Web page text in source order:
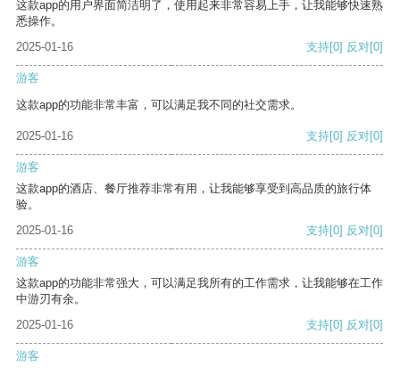
这款app的用户界面简洁明了，使用起来非常容易上手，让我能够快速熟
悉操作。
2025-01-16
支持[0] 反对[0]
游客
这款app的功能非常丰富，可以满足我不同的社交需求。
2025-01-16 支持[0] 反对[0]
游客
这款app的酒店、餐厅推荐非常有用，让我能够享受到高品质的旅行体
验。
2025-01-16
支持[0] 反对[0]
游客
这款app的功能非常强大，可以满足我所有的工作需求，让我能够在工作
中游刃有余。
2025-01-16
支持[0] 反对[0]
游客